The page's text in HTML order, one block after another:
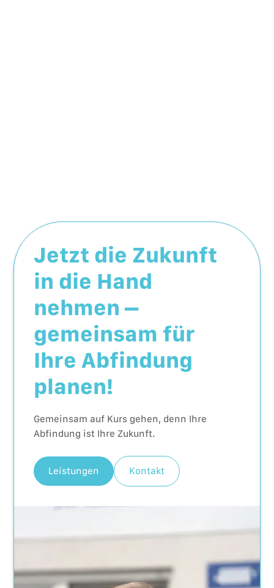
Jetzt die Zukunft
in die Hand
nehmen –
gemeinsam für
Ihre Abfindung
planen!
Gemeinsam auf Kurs gehen, denn Ihre
Abfindung ist Ihre Zukunft.
Leistungen Kontakt